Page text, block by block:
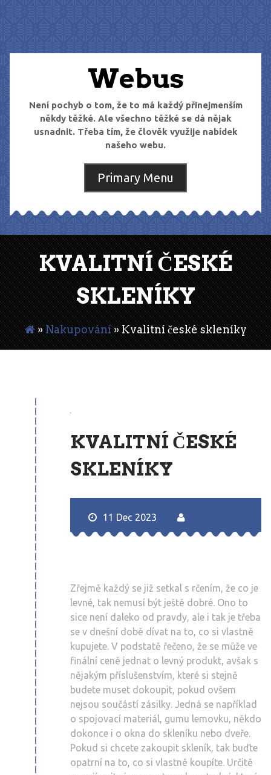
Webus
Není pochyb o tom, že to má každý přinejmenším
někdy těžké. Ale všechno těžké se dá nějak
usnadnit. Třeba tím, že člověk využije nabídek
našeho webu.
Primary Menu
KVALITNÍ ČESKÉ
SKLENÍKY
» Nakupování » Kvalitní české skleníky
KVALITNÍ ČESKÉ
SKLENÍKY
11 Dec 2023
Zřejmě každý se již setkal s rčením, že co je
levné, tak nemusí být ještě dobré. Ono to
sice není daleko od pravdy, ale i tak je třeba
se v dnešní době dívat na to, co si vlastně
kupujete. V podstatě řečeno, že se může ve
finální ceně jednat o levný produkt, avšak s
nějakým příslušenstvím, které si stejně
budete muset dokoupit, pokud ovšem
nejsou součástí zásilky. Jedná se například
o spojovací materiál, gumu lemovku, někdo
dokonce i o okna do skleníku nebo dveře.
Pokud si chcete zakoupit skleník, tak buďte
opatrní na to, co si vlastně koupíte. Určitě